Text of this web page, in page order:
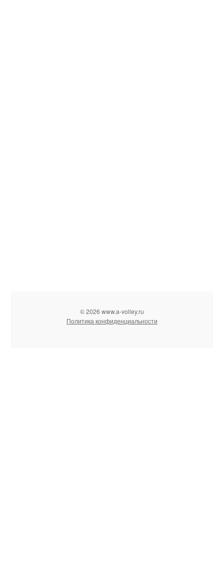
© 2026 www.a-volley.ru
Политика конфиденциальности